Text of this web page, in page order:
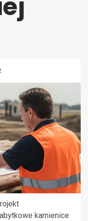
kamienice